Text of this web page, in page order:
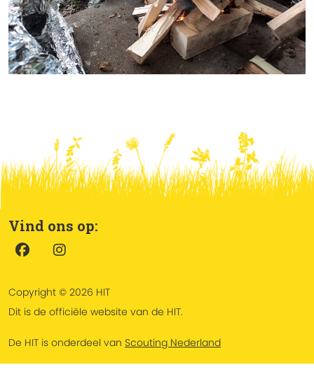
Vind ons op:
Copyright © 2026 HIT
Dit is de officiële website van de HIT.
De HIT is onderdeel van Scouting Nederland